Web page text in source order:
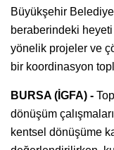
Büyükşehir
beraberindeki heyeti
yönelik projeler ve
bir koordinasyon
BURSA (İGFA) -
dönüşüm
kentsel dönüşüme